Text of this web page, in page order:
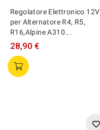
Regolatore Elettronico 12V
per Alternatore R4, R5,
R16,Alpine A310...
28,90 €